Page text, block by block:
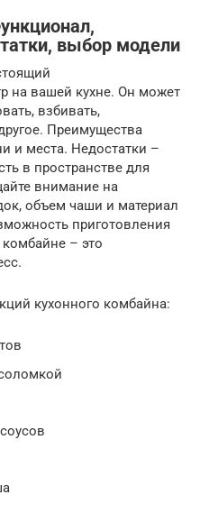
выбор модели
на вашей кухне. Он может
взбивать,
Преимущества
и места. Недостатки –
в пространстве для
внимание на
объем чаши и материал
приготовления
– это
кухонного комбайна: